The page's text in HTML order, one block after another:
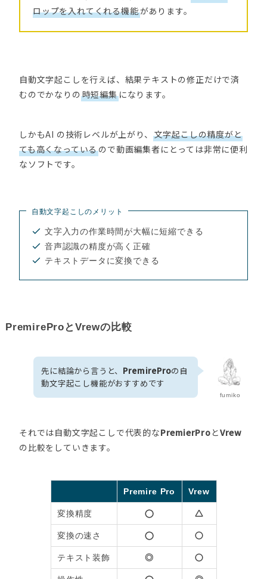
ロップを入れてくれる機能があります。
自動文字起こしを行えば、結果テキストの修正だけで済
むのでかなりの 時短編集になります。
しかもAI の技術レベルが上がり、 文字起こしの精度がと
ても高くなっているので動画編集者にとっては非常に便利
なソフトです。
自動文字起こしのメリット
文字入力の作業時間が大幅に短縮できる
音声認識の精度が高く正確
テキストデータに変換できる
PremireProとVrewの比較
fumiko
先に結論から言うと、 PremireProの自
動文字起こし機能がおすすめです
それでは自動文字起こしで代表的なPremierPro とVrew
の比較をしていきます。
Premire Pro Vrew
変換精度
変換の速さ
テキスト装飾 ◎